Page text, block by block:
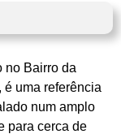
no Bairro da
uma referência
num amplo
para cerca de